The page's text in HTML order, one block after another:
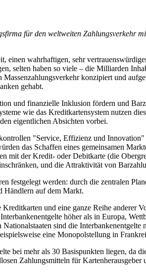
für den weltweiten Zahlungsverkehr
wahrhaftigen, sehr
selten haben so viele – die Milliarden
konzipiert und
gehabt.
und finanzielle Inklusion fördern und
wie das Kreditkartensystem nutzen
eigentlichen Absichten vorbei.
"Service, Effizienz und
das Schaffen eines gemeinsamen
mit der Kredit- oder Debitkarte (die
und die Attraktivität von
festgelegt werden: durch die zentralen
Händlern auf dem Markt.
und eine ganze Reihe anderer
höher als in Europa,
sind die
eine Monopolstellung in
bei mehr als 30 Basispunkten liegen, da
Zahlungsmitteln für